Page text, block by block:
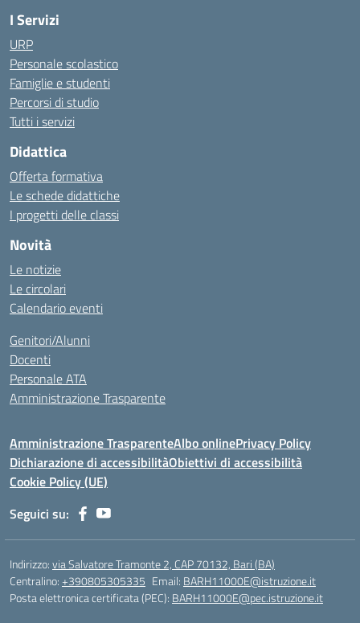
I Servizi
URP
Personale scolastico
Famiglie e studenti
Percorsi di studio
Tutti i servizi
Didattica
Offerta formativa
Le schede didattiche
I progetti delle classi
Novità
Le notizie
Le circolari
Calendario eventi
Genitori/Alunni
Docenti
Personale ATA
Amministrazione Trasparente
Amministrazione TrasparenteAlbo onlinePrivacy Policy
Dichiarazione di accessibilitàObiettivi di accessibilità
Cookie Policy (UE)
Seguici su:
Indirizzo:via Salvatore Tramonte 2, CAP 70132, Bari (BA)
Centralino:+390805305335 Email: BARH11000E@istruzione.it
Posta elettronica certificata (PEC): BARH11000E@pec.istruzione.it